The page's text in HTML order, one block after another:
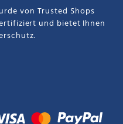
von Trusted Shops
und bietet Ihnen